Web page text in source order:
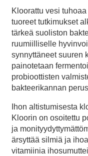
Kloorattu vesi
tuoreet tutkimukset
tärkeä suoliston
ruumiilliselle
synnyttäneet suuren
painotetaan
probioottisten
bakteerikannan
Ihon altistumisesta
Kloorin on osoitettu
ja
ärsyttää silmiä ja
vitamiinia